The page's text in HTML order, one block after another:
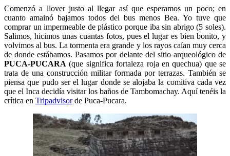
Comenzó a llover justo al llegar así que esperamos un poco; en
cuanto amainó bajamos todos del bus menos Bea. Yo tuve que
comprar un impermeable de plástico porque iba sin abrigo (5 soles).
Salimos, hicimos unas cuantas fotos, pues el lugar es bien bonito, y
volvimos al bus. La tormenta era grande y los rayos caían muy cerca
de donde estábamos. Pasamos por delante del sitio arqueológico de
PUCA-PUCARA (que significa fortaleza roja en quechua) que se
trata de una construcción militar formada por terrazas. También se
piensa que pudo ser el lugar donde se alojaba la comitiva cada vez
que el Inca decidía visitar los baños de Tambomachay. Aquí tenéis la
crítica en Tripadvisorde Puca-Pucara.